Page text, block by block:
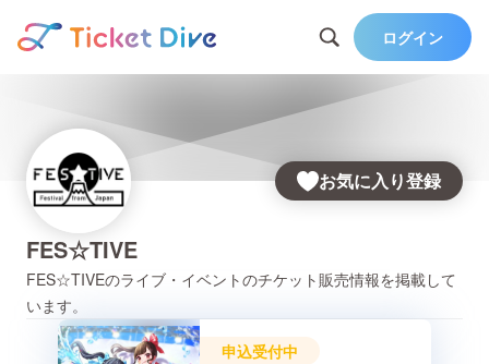
ログイン
お気に入り登録
FES☆TIVE
FES☆TIVEのライブ・イベントのチケット販売情報を掲載して
います。
申込受付中